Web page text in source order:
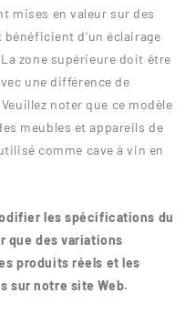
mises en valeur sur des
d’un éclairage
zone supérieure doit être
une différence de
noter que ce modèle
meubles et appareils de
comme cave à vin en
les spécifications du
que des variations
produits réels et les
sur notre site Web.